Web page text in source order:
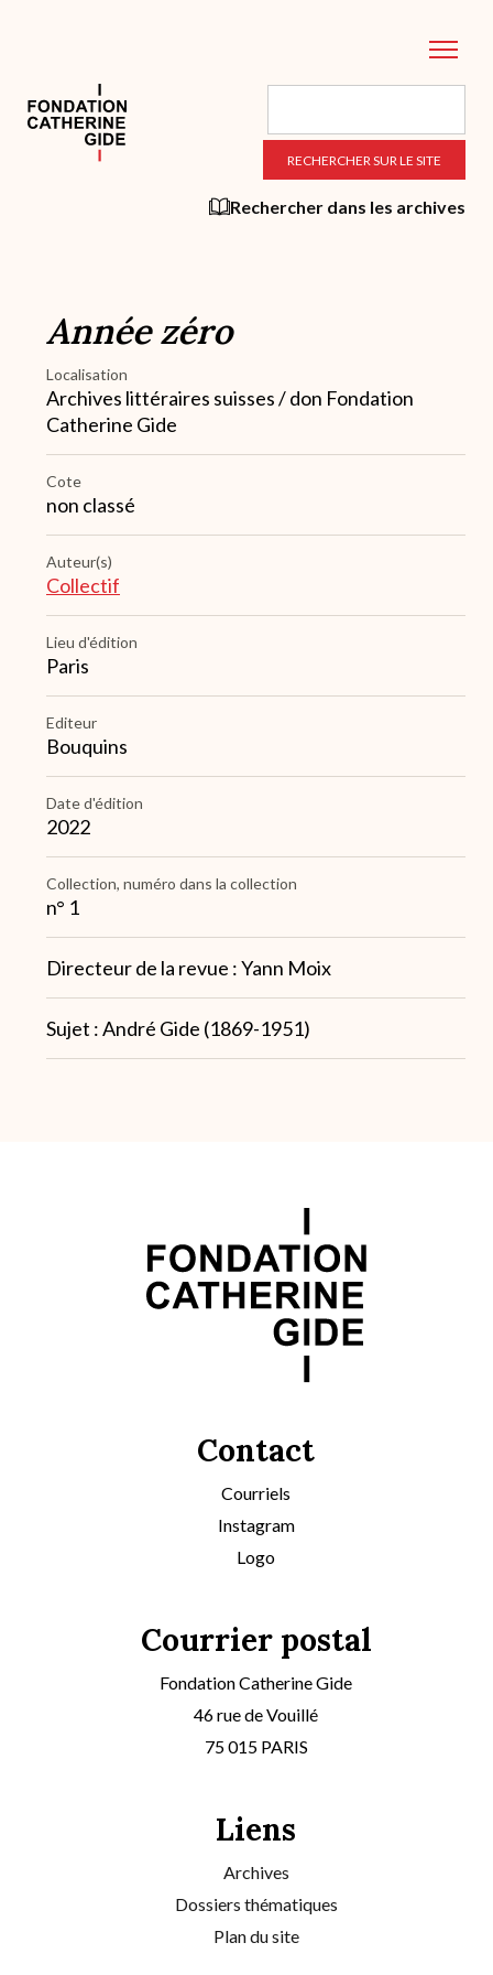
principal
Rechercher dans les archives
Année zéro
Localisation
Archives littéraires suisses / don Fondation
Catherine Gide
Cote
non classé
Auteur(s)
Collectif
Lieu d'édition
Paris
Editeur
Bouquins
Date d'édition
2022
Collection, numéro dans la collection
n° 1
Note
Directeur de la revue : Yann Moix
Note
Sujet : André Gide (1869-1951)
Contact
Courriels
Instagram
Logo
Courrier postal
Fondation Catherine Gide
46 rue de Vouillé
75 015 PARIS
Liens
Archives
Dossiers thématiques
Plan du site